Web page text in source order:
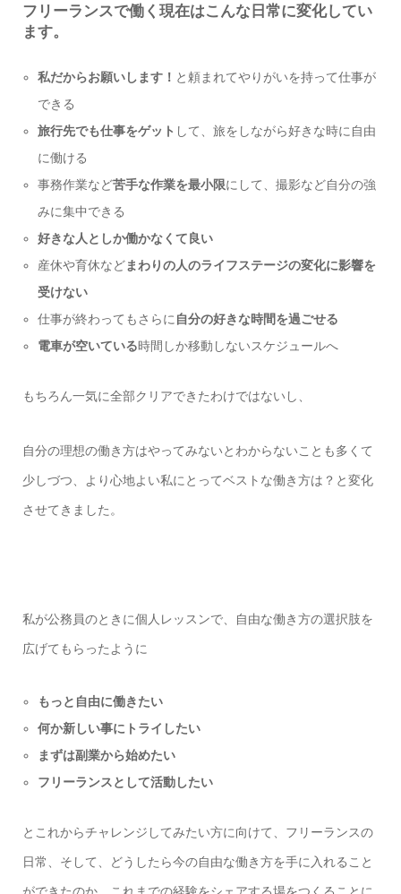
フリーランスで働く現在はこんな日常に変化してい
ます。
私だからお願いします！ と頼まれてやりがいを持って仕事が
できる
旅行先でも仕事をゲット して、旅をしながら好きな時に自由
に働ける
事務作業など苦手な作業を最小限にして、撮影など自分の強
みに集中できる
好きな人としか働かなくて良い
産休や育休など まわりの人のライフステージの変化に影響を
受けない
仕事が終わってもさらに 自分の好きな時間を過ごせる
電車が空いている時間しか移動しないスケジュールへ
もちろん一気に全部クリアできたわけではないし、
自分の理想の働き方はやってみないとわからないことも多くて
少しづつ、より心地よい私にとってベストな働き方は？と変化
させてきました。
私が公務員のときに個人レッスンで、自由な働き方の選択肢を
広げてもらったように
もっと自由に働きたい
何か新しい事にトライしたい
まずは副業から始めたい
フリーランスとして活動したい
とこれからチャレンジしてみたい方に向けて、フリーランスの
日常、そして、どうしたら今の自由な働き方を手に入れること